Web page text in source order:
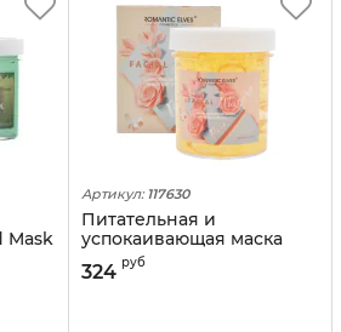
Mask
Артикул: 117630
Питательная и
успокаивающая маска
для лица с экстрактом
Розы Rose ROMANTIC
324 руб